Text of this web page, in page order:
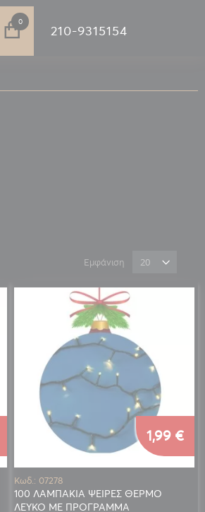
0στοιχεία
210-9315154
Εμφάνιση
Κωδ.: 07278
100 ΛΑΜΠΑΚΙΑ ΨΕΙΡΕΣ ΘΕΡΜΟ
ΛΕΥΚΟ ΜΕ ΠΡΟΓΡΑΜΜΑ
1,99 €